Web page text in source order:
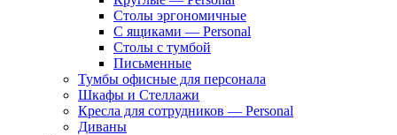
Столы эргономичные
С ящиками — Personal
Столы с тумбой
Письменные
Тумбы офисные для персонала
Шкафы и Стеллажи
Кресла для сотрудников — Personal
Диваны